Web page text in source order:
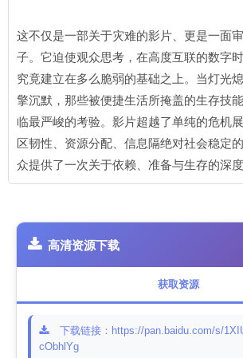
这不仅是一部关于灾难的影片、更是一面
子。它迫使观众思考，在高度互联的数字
究竟建立在多么脆弱的基础之上。当灯光
擎沉默，那些被便捷生活所掩盖的生存技
临最严峻的考验。影片超越了单纯的危机
区韧性、资源分配、信息隔绝对社会稳定
众提供了一次关于依赖、准备与生存的深度
高清资源下载
获取资源
下载链接：https://pan.baidu.com/s/
cObhlYg